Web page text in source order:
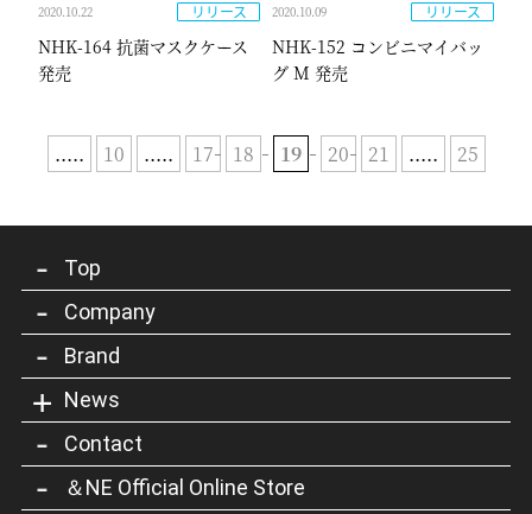
2020.10.22 リリース
NHK-164 抗菌マスクケース
発売
2020.10.09 リリース
NHK-152 コンビニマイバッ
グ M 発売
..... 10 ..... 17 18 19 20 21 ..... 25
Top
Company
Brand
News
Contact
＆NE Official Online Store